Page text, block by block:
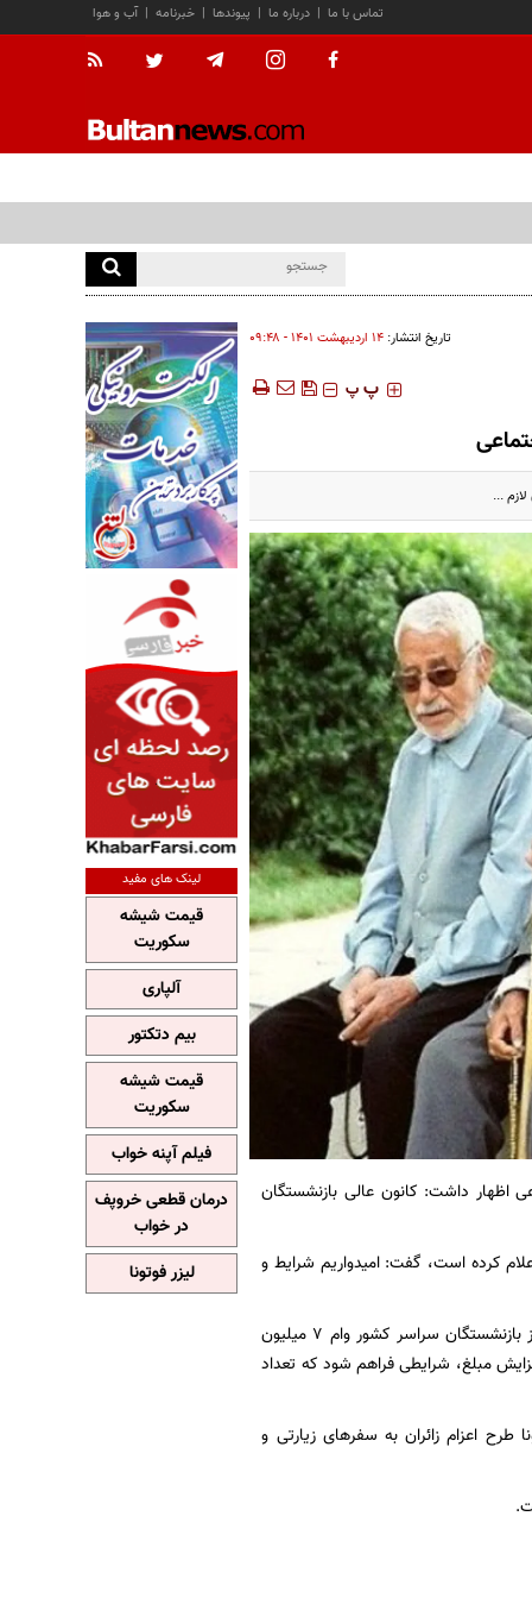
آب و هوا | خبرنامه | پیوندها | درباره ما | تماس با ما
تاریخ انتشار: ۱۴ ارديبهشت ۱۴۰۱ - ۰۹:۴۸
‍‍‍ پ پ
...
اظهار داشت: کانون عالی بازنشستگان
کرده است، گفت: امیدواریم شرایط و
رئیس کانون بازنشستگان تأمین اجتماعی استان تهران ادامه داد: سال گذشته حدود ۴۰۰ هزار نفر از بازنشستگان سراسر کشور وام ۷ میلیون
مبلغ، شرایطی فراهم شود که تعداد
اعزام زائران به سفرهای زیارتی و
لینک های مفید
قیمت شیشه
سکوریت
آلپاری
بیم دتکتور
قیمت شیشه
سکوریت
فیلم آپنه خواب
درمان قطعی خروپف
در خواب
لیزر فوتونا